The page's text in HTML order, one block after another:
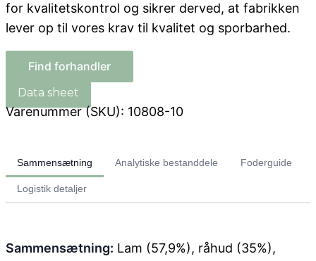
for kvalitetskontrol og sikrer derved, at fabrikken
lever op til vores krav til kvalitet og sporbarhed.
Find forhandler
Varenummer (SKU): 10808-10
Sammensætning Analytiske bestanddele Foderguide
Logistik detaljer
Sammensætning: Lam (57,9%), råhud (35%),